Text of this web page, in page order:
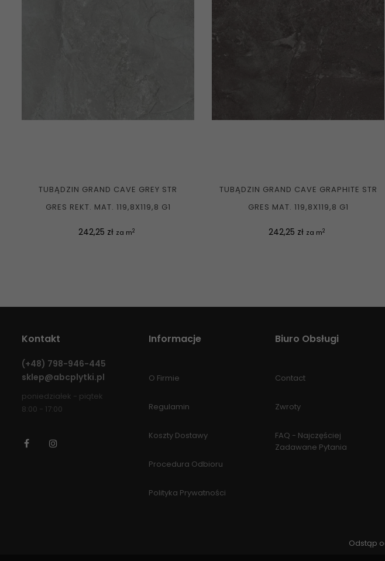
TUBĄDZIN GRAND CAVE GREY STR
GRES REKT. MAT. 119,8X119,8 G1
Cena
242,25 zł za m2
TUBĄDZIN GRAND CAVE GRAPHITE STR
GRES MAT. 119,8X119,8 G1
Cena
242,25 zł za m2
Kontakt
(+48) 798-946-445
sklep@abcplytki.pl
poniedziałek - piątek
8:00 - 17:00
Facebook
Informacje
O Firmie
Regulamin
Koszty Dostawy
Procedura Odbioru
Polityka Prywatności
Biuro Obsługi
Contact
Zwroty
FAQ - Najczęściej
Zadawane Pytania
Odstąp